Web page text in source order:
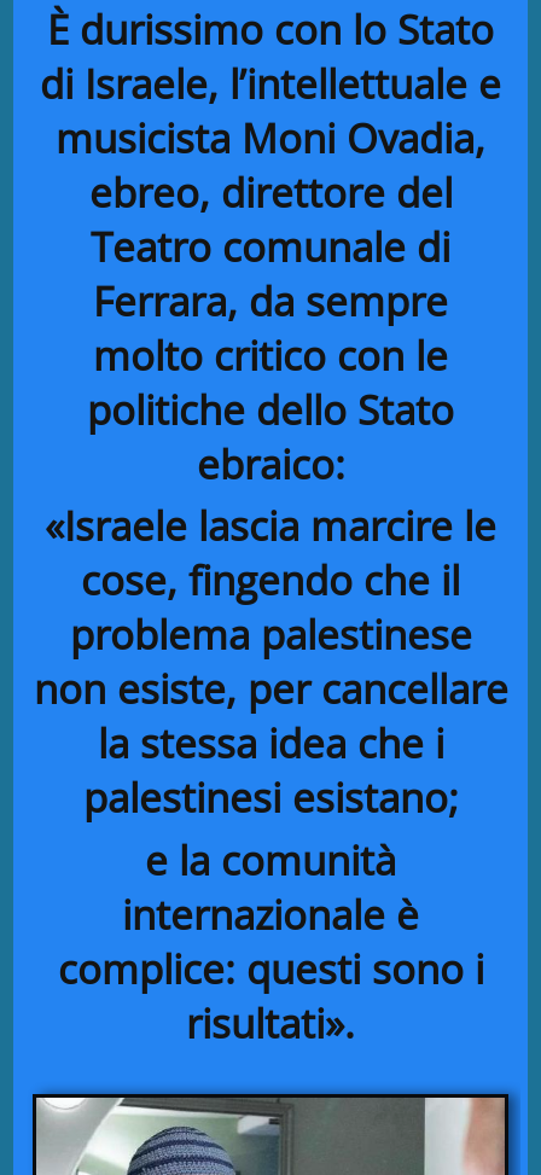
È durissimo con lo Stato
di Israele, l’intellettuale e
musicista Moni Ovadia,
ebreo, direttore del
Teatro comunale di
Ferrara, da sempre
molto critico con le
politiche dello Stato
ebraico:
«Israele lascia marcire le
cose, fingendo che il
problema palestinese
non esiste, per cancellare
la stessa idea che i
palestinesi esistano;
e la comunità
internazionale è
complice: questi sono i
risultati».